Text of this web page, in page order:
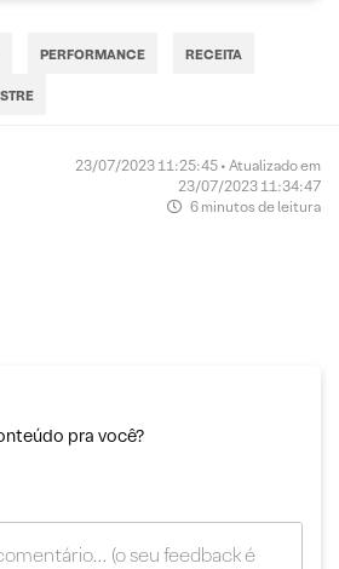
PERFORMANCE RECEITA
23/07/2023 11:25:45 • Atualizado em
23/07/2023 11:34:47
6 minutos de leitura
pra você?